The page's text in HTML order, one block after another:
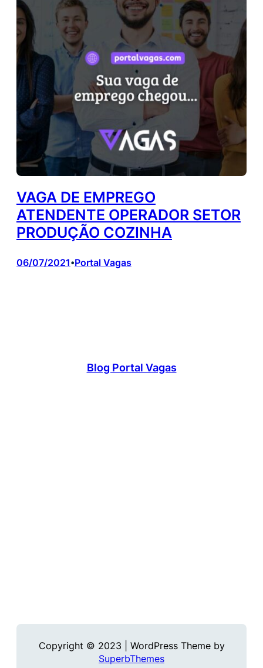
VAGA DE EMPREGO
ATENDENTE OPERADOR SETOR
PRODUÇÃO COZINHA
06/07/2021•Portal Vagas
Blog Portal Vagas
Copyright © 2023 | WordPress Theme by
SuperbThemes